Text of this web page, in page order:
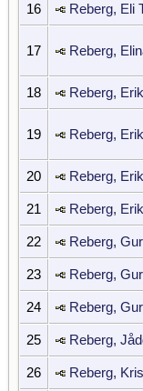
16 Reberg, Eli
17 Reberg,
18 Reberg,
19 Reberg,
20 Reberg,
21 Reberg,
22 Reberg,
23 Reberg,
24 Reberg,
25 Reberg,
26 Reberg,